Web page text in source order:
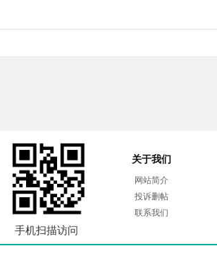
手机扫描访问
关于我们
网站简介
投诉删帖
联系我们